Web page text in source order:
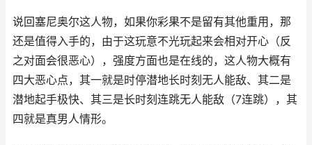
说回塞尼奥尔这人物，如果你彩果不是留有其他重用，那
还是值得入手的，由于这玩意不光玩起来会相对开心（反
之对面会很恶心），强度方面也是在线的，这人物大概有
四大恶心点，其一就是时停潜地长时刻无人能敌、其二是
潜地起手极快、其三是长时刻连跳无人能敌（7连跳），其
四就是真男人情形。